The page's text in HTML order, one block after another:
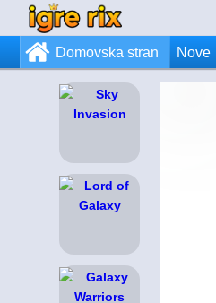
Domovska stran Nove